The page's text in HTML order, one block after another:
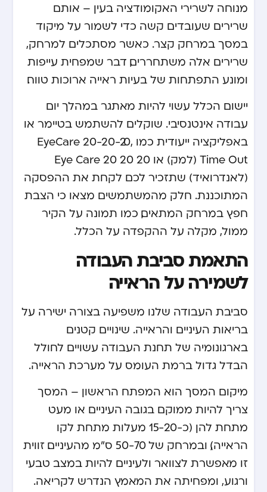
מנוחה לשרירי האקומודציה בעין – אותם
שרירים שעובדים קשה כדי לשמור על מיקוד
במסך במרחק קצר. כאשר מסתכלים למרחק,
שרירים אלה משתחררים, דבר שמפחית עייפות
ומונע התפתחות של בעיות ראייה ארוכות טווח.
יישום הכלל עשוי להיות מאתגר במהלך יום
עבודה אינטנסיבי. שוקלים להשתמש בטיימר או
באפליקציה ייעודית כמו EyeCare 20-20-20,
Time Out (למק) או Eye Care 20 20 20
(לאנדרואיד) שתזכיר לכם לקחת את ההפסקה
המתוכננת. חלק מהמשתמשים מצאו כי הצבת
חפץ במרחק המתאים, כמו תמונה על הקיר
ממול, מקלה על ההקפדה על הכלל.
התאמת סביבת העבודה
לשמירה על הראייה
סביבת העבודה שלנו משפיעה בצורה ישירה על
בריאות העיניים והראייה. שינויים קטנים
בארגונומיה של תחנת העבודה עשויים לחולל
הבדל גדול ברמת העומס על מערכת הראייה.
מיקום המסך הוא המפתח הראשון – המסך
צריך להיות ממוקם בגובה העיניים או מעט
מתחת להן (כ-15-20 מעלות מתחת לקו
הראייה), ובמרחק של 50-70 ס”מ מהעיניים. זווית
זו מאפשרת לצוואר ולעיניים להיות במצב טבעי
ורגוע, ומפחיתה את המאמץ הנדרש לקריאה.